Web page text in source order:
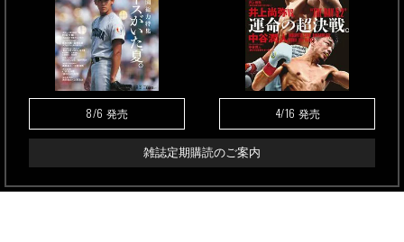
8/6 発売 4/16 発売
雑誌定期購読のご案内